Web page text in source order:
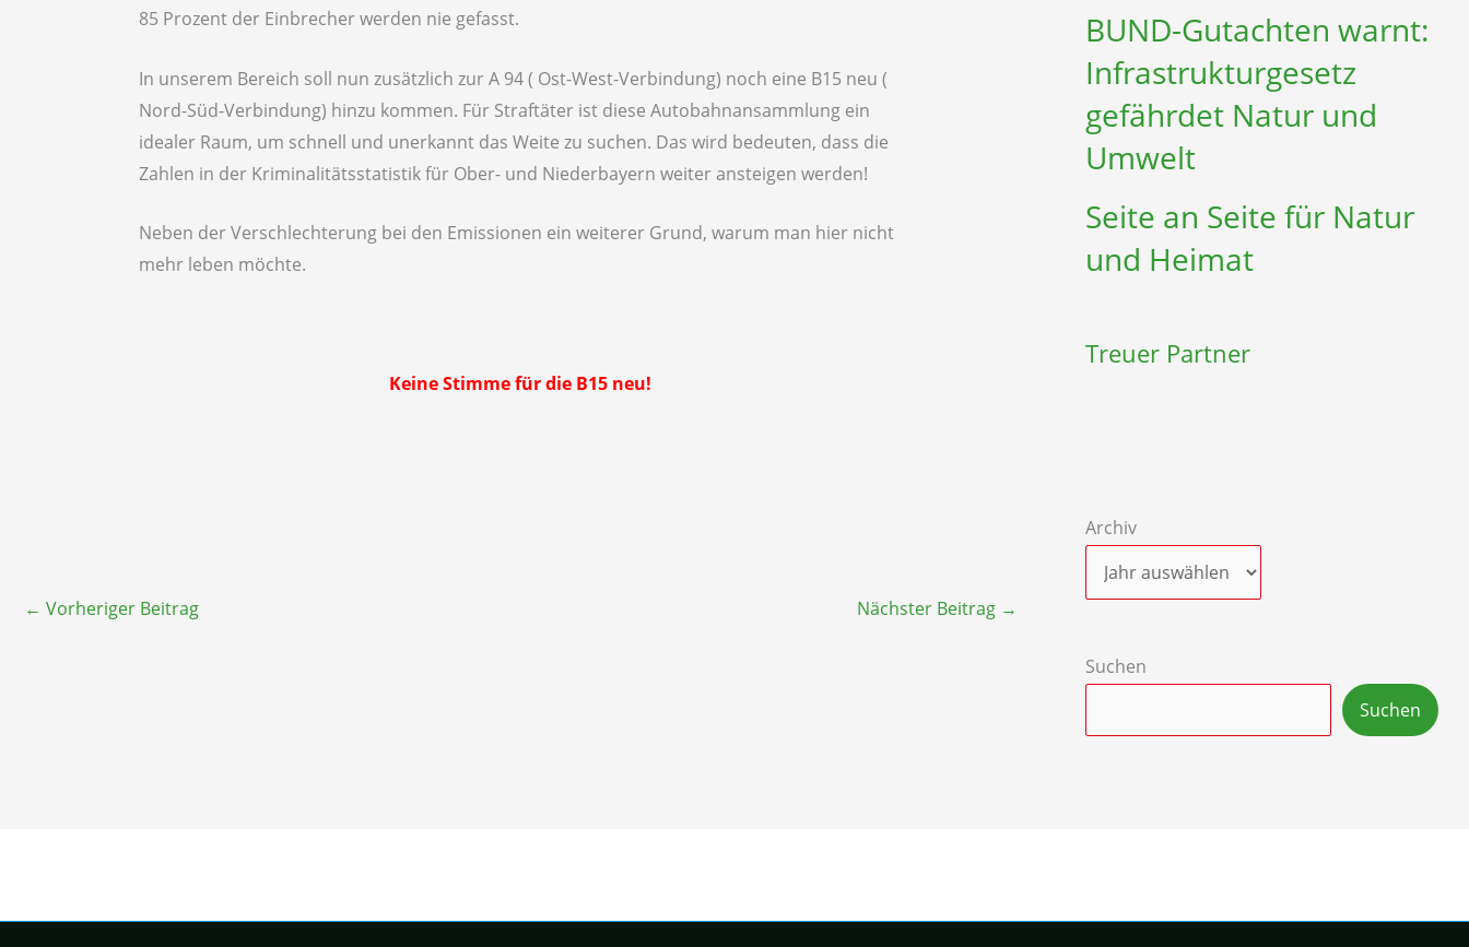
85 Prozent der Einbrecher werden nie gefasst.
In unserem Bereich soll nun zusätzlich zur A 94 ( Ost-West-Verbindung) noch eine B15 neu (
Nord-Süd-Verbindung) hinzu kommen. Für Straftäter ist diese Autobahnansammlung ein
idealer Raum, um schnell und unerkannt das Weite zu suchen. Das wird bedeuten, dass die
Zahlen in der Kriminalitätsstatistik für Ober- und Niederbayern weiter ansteigen werden!
Neben der Verschlechterung bei den Emissionen ein weiterer Grund, warum man hier nicht
mehr leben möchte.
Keine Stimme für die B15 neu!
← Vorheriger Beitrag Nächster Beitrag →
BUND-Gutachten warnt:
Infrastruktur­gesetz
gefährdet Natur und
Umwelt
Seite an Seite für Natur
und Heimat
Treuer Partner
Archiv
Suchen
Suchen